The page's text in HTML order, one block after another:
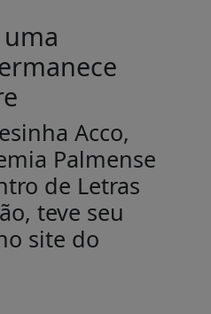
Acco,
Palmense
de Letras
teve seu
site do